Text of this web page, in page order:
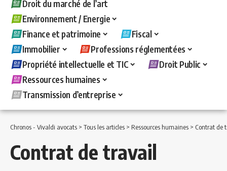
Droit du marché de l’art
Environnement / Energie
Finance et patrimoine
Fiscal
Immobilier
Professions réglementées
Propriété intellectuelle et TIC
Droit Public
Ressources humaines
Transmission d’entreprise
Chronos - Vivaldi avocats > Tous les articles > Ressources humaines > Contrat de
Contrat de travail